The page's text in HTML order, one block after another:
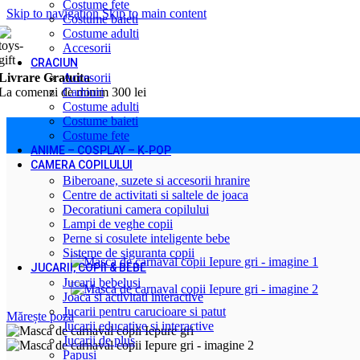
Skip to navigationSkip to main content
Gratuita
comenzi de minim 300 lei
Costume fete
Costume baieti
Costume adulti
Accesorii
CRACIUN
Accesorii
Cadouri
Costume adulti
Costume baieti
Costume fete
ANIME – COSPLAY – K‑POP
CAMERA COPILULUI
Biberoane, suzete si accesorii hranire
Centre de activitati si saltele de joaca
Decoratiuni camera copilului
Lampi de veghe copii
Perne si cosulete inteligente bebe
Sisteme de siguranta copii
JUCARII, COPII & BEBE
Jucarii bebelusi
Joaca si activitati interactive
Jucarii pentru carucioare si patut
Jucarii educative si interactive
Jucarii de plus
Papusi
Prima pagină/ Jucarii, Copii & Bebe
Mărește poza